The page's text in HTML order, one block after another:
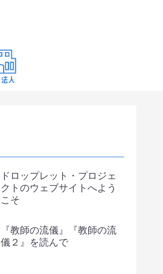
ドロップレット・プロジェ
クトのウェブサイトへよう
こそ
『教師の流儀』『教師の流
儀２』を読んで